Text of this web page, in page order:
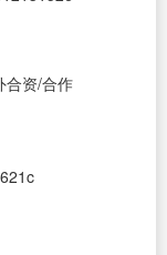
合资/合作